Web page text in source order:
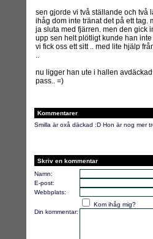
sen gjorde vi två ställande och två
ihåg dom inte tränat det på ett tag.
ja sluta med fjärren. men den gick
upp sen helt plötligt kunde han
vi fick oss ett sitt .. med lite hjälp
..
nu ligger han ute i hallen
pass.. =)
Kommentarer
Smilla är oxå däckad :D Hon är nog mer
Skriv en kommentar
Namn:
E-post:
Webbplats:
Kom ihåg mig?
Din kommentar: